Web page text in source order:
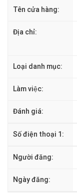
Tên cửa hàng:
Địa chỉ:
Loại danh mục:
Làm việc:
Đánh giá:
Số điện thoại 1:
Người đăng:
Ngày đăng: